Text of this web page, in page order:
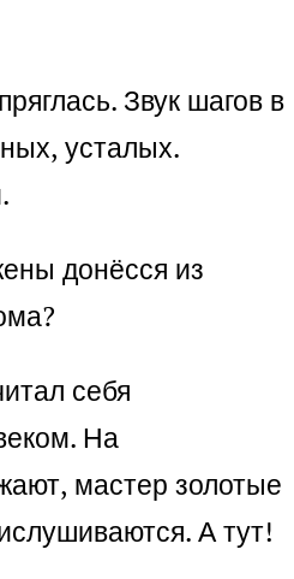
Звук шагов в
усталых.
донёсся из
себя
На
мастер золотые
А тут!